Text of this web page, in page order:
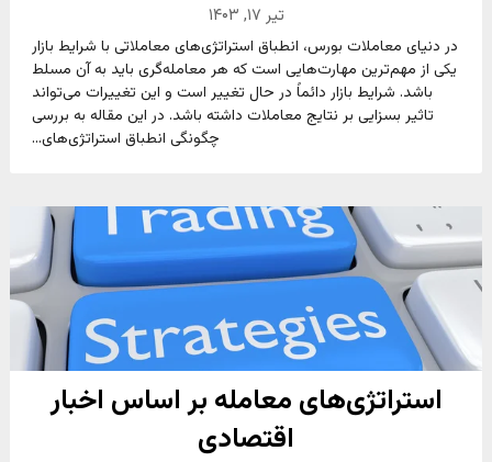
تیر ۱۷, ۱۴۰۳
در دنیای معاملات بورس، انطباق استراتژی‌های معاملاتی با شرایط بازار
یکی از مهم‌ترین مهارت‌هایی است که هر معامله‌گری باید به آن مسلط
باشد. شرایط بازار دائماً در حال تغییر است و این تغییرات می‌تواند
تاثیر بسزایی بر نتایج معاملات داشته باشد. در این مقاله به بررسی
چگونگی انطباق استراتژی‌های...
استراتژی‌های معامله بر اساس اخبار
اقتصادی